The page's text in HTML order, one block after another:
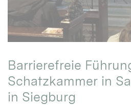
Barrierefreie
Schatzkammer in
in Siegburg